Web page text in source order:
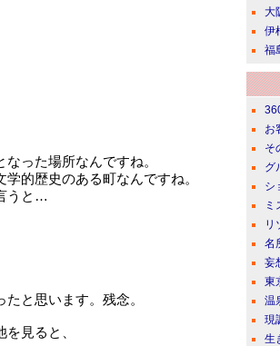
った場所なんですね。
的歴史のある町なんですね。
うと…
と思います。残念。
見ると、
大
伊
福
お
そ
グ
シ
ミ
リ
名
妄
東
温
現
生